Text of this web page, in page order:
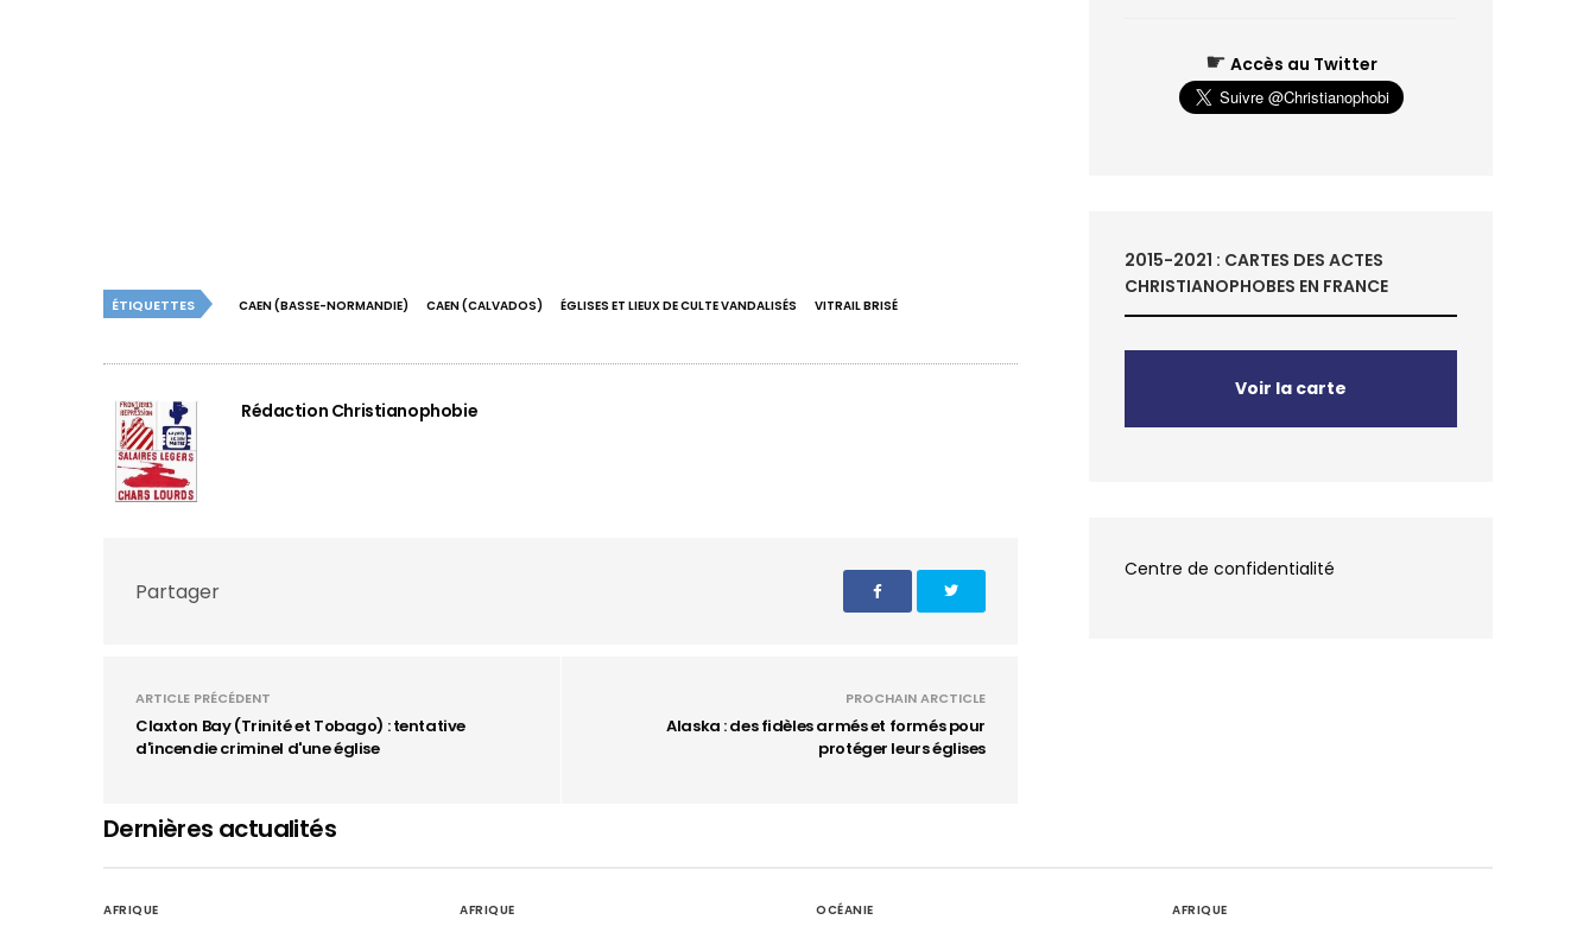
ÉTIQUETTES CAEN (BASSE-NORMANDIE) CAEN (CALVADOS) ÉGLISES ET LIEUX DE CULTE VANDALISÉS VITRAIL BRISÉ
Rédaction Christianophobie
Partager
ARTICLE PRÉCÉDENT
Claxton Bay (Trinité et Tobago) : tentative
d'incendie criminel d'une église
PROCHAIN ARCTICLE
Alaska : des fidèles armés et formés pour
protéger leurs églises
☛ Accès au Twitter
2015-2021 : CARTES DES ACTES
CHRISTIANOPHOBES EN FRANCE
Voir la carte
Centre de confidentialité
Dernières actualités
AFRIQUE AFRIQUE OCÉANIE AFRIQUE